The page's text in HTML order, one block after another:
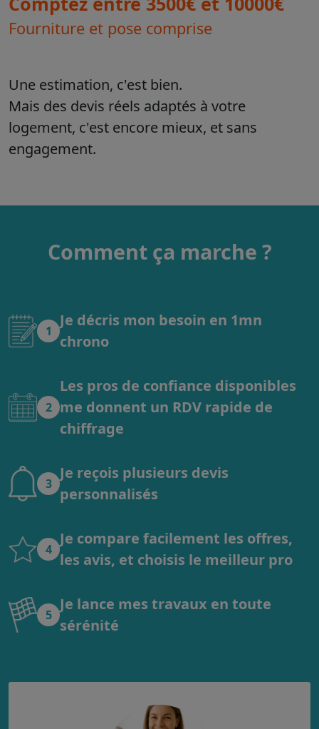
Fourniture et pose comprise
Une estimation, c'est bien.
Mais des devis réels adaptés à votre
logement, c'est encore mieux, et sans
engagement.
Comment ça marche ?
1
Je décris mon besoin en 1mn
chrono
2
Les pros de confiance disponibles
me donnent un RDV rapide de
chiffrage
3
Je reçois plusieurs devis
personnalisés
4
Je compare facilement les offres,
les avis, et choisis le meilleur pro
5
Je lance mes travaux en toute
sérénité